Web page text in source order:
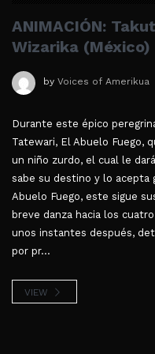
ANIMACIÓN:
Wizarika (México)
by Voices of Amerikua
Durante este épico
Tatewari, El Abuelo Fuego,
un niño zurdo, el cual le
sabe su destino y lo
Abuelo Fuego, este sigue
breve danza hacia los
unos instantes después,
por pr...
VIEW